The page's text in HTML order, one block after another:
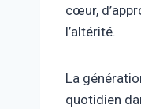
cœur,
l’altérité.
La
quotidien